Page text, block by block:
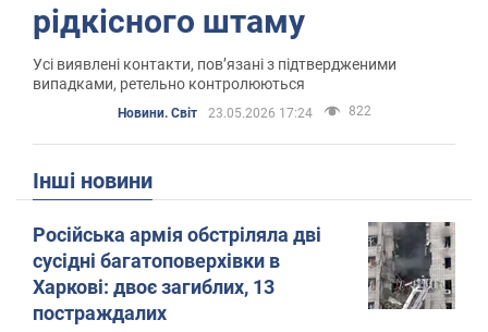
рідкісного штаму
Усі виявлені контакти, пов’язані з підтвердженими
випадками, ретельно контролюються
Новини. Світ 23.05.2026 17:24 822
Інші новини
Російська армія обстріляла дві
сусідні багатоповерхівки в
Харкові: двоє загиблих, 13
постраждалих